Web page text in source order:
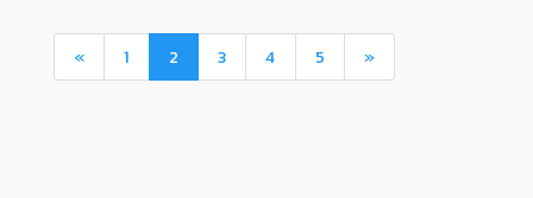
« 1 2 3 4 5 »